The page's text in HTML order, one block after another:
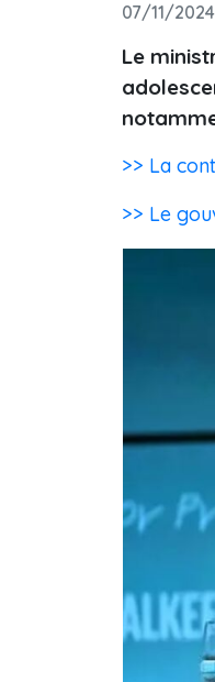
07/11/
Le
>> La
>> Le